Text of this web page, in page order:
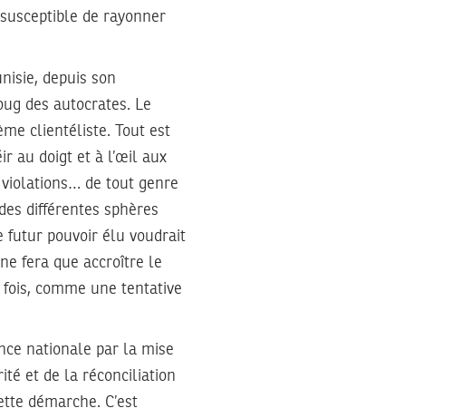
de rayonner
depuis son
des autocrates. Le
clientéliste. Tout est
au doigt et à l’œil aux
violations… de tout genre
différentes sphères
futur pouvoir élu voudrait
fera que accroître le
comme une tentative
nationale par la mise
et de la réconciliation
démarche. C’est